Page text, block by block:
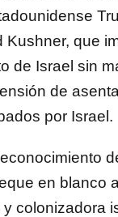
Kushner, que
de Israel sin
de
por Israel.
en blanco
colonizadora